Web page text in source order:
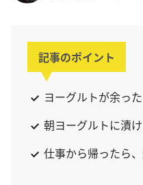
記事のポイント
ヨーグルトが余っ
朝ヨーグルトに漬
仕事から帰ったら